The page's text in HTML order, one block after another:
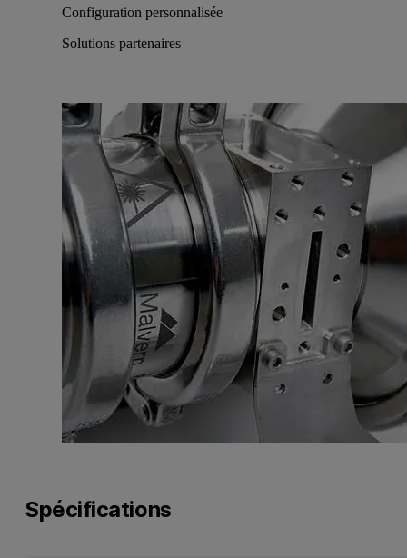
Configuration personnalisée
Solutions partenaires
Spécifications